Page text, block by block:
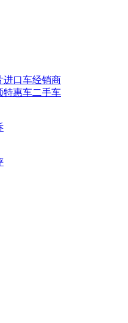
进口车经销商
特惠车二手车